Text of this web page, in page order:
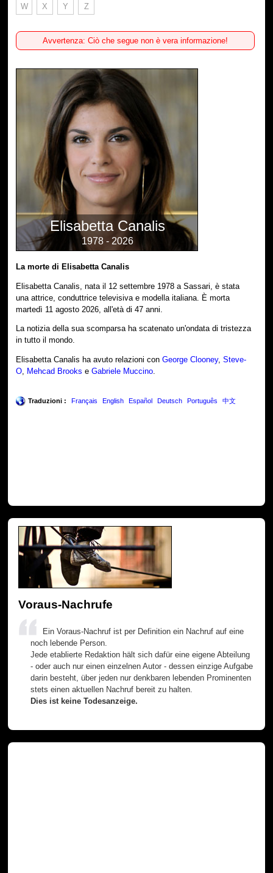
W X Y Z
Avvertenza: Ciò che segue non è vera informazione!
Elisabetta Canalis
1978 - 2026
La morte di Elisabetta Canalis
Elisabetta Canalis, nata il 12 settembre 1978 a Sassari, è stata
una attrice, conduttrice televisiva e modella italiana. È morta
martedì 11 agosto 2026, all'età di 47 anni.
La notizia della sua scomparsa ha scatenato un'ondata di tristezza
in tutto il mondo.
Elisabetta Canalis ha avuto relazioni conGeorge Clooney,Steve-
O, Mehcad Brooks eGabriele Muccino.
Traduzioni : Français English Español Deutsch Português 中文
Voraus-Nachrufe
Ein Voraus-Nachruf ist per Definition ein Nachruf auf eine
noch lebende Person.
Jede etablierte Redaktion hält sich dafür eine eigene Abteilung
- oder auch nur einen einzelnen Autor - dessen einzige Aufgabe
darin besteht, über jeden nur denkbaren lebenden Prominenten
stets einen aktuellen Nachruf bereit zu halten.
Dies ist keine Todesanzeige.